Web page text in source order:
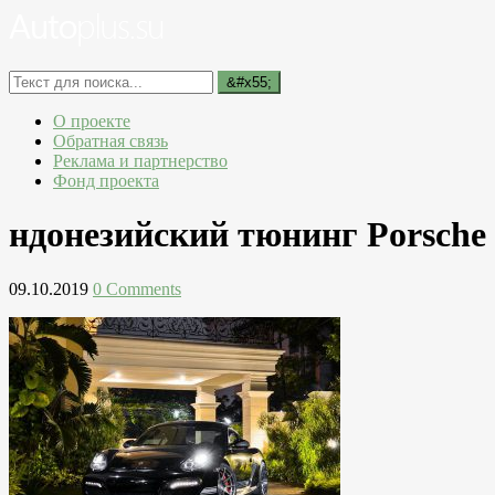
О проекте
Обратная связь
Реклама и партнерство
Фонд проекта
ндонезийский тюнинг
09.10.2019 0 Comments